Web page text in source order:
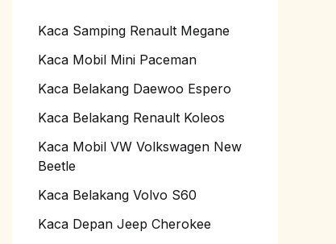
Kaca Samping Renault Megane
Kaca Mobil Mini Paceman
Kaca Belakang Daewoo Espero
Kaca Belakang Renault Koleos
Kaca Mobil VW Volkswagen New
Beetle
Kaca Belakang Volvo S60
Kaca Depan Jeep Cherokee